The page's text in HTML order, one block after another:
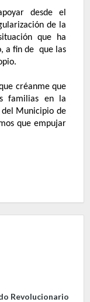
desde el
de la
que ha
a fin de que las
créanme que
familias en la
Municipio de
que empujar
Revolucionario